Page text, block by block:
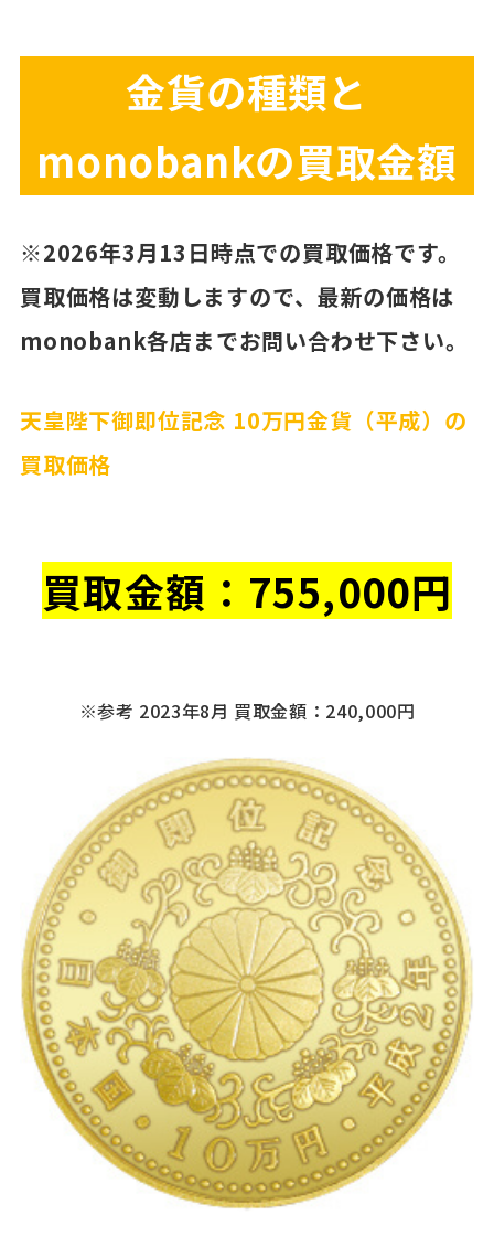
金貨の種類と
monobankの買取金額
※2026年3月13日時点での買取価格です。
買取価格は変動しますので、最新の価格は
monobank各店までお問い合わせ下さい。
天皇陛下御即位記念 10万円金貨（平成）の
買取価格
買取金額： 755,000円
※参考 2023年8月 買取金額：240,000円